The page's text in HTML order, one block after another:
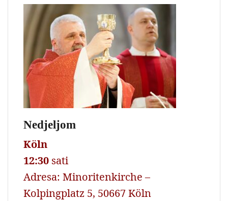
Nedjeljom
Köln
12:30 sati
Adresa: Minoritenkirche –
Kolpingplatz 5, 50667 Köln